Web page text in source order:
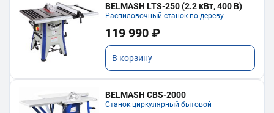
BELMASH LTS-250 (2.2 кВт, 400 В)
Распиловочный станок по дереву
119 990 ₽
В корзину
BELMASH CBS-2000
Станок циркулярный бытовой